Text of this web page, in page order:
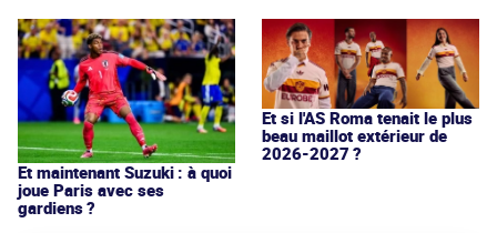
Et maintenant Suzuki : à quoi
joue Paris avec ses
gardiens ?
Et si l'AS Roma tenait le plus
beau maillot extérieur de
2026-2027 ?